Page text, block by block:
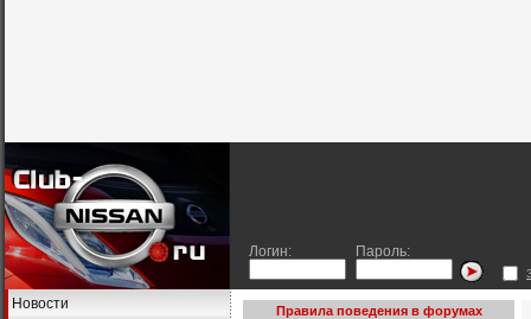
Логин: Пароль:
Новости
Правила поведения в форумах